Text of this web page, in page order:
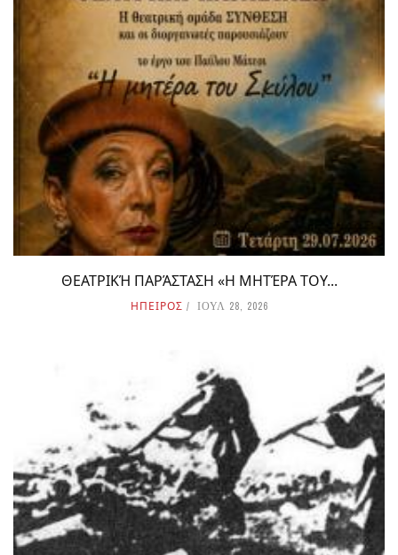
ΘΕΑΤΡΙΚΉ ΠΑΡΆΣΤΑΣΗ «Η ΜΗΤΈΡΑ ΤΟΥ...
ΗΠΕΙΡΟΣ ΙΟΥΛ 28, 2026